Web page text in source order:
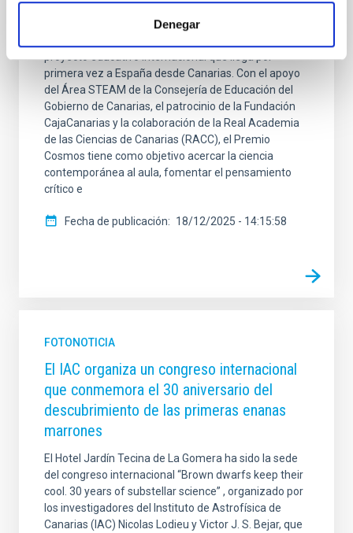
Denegar
anunciado las obras finalistas del Premio Cosmos, en
sus dos categorías principales: Premio Cosmos
proyecto educativo internacional que llega por
primera vez a España desde Canarias. Con el apoyo
del Área STEAM de la Consejería de Educación del
Gobierno de Canarias, el patrocinio de la Fundación
CajaCanarias y la colaboración de la Real Academia
de las Ciencias de Canarias (RACC), el Premio
Cosmos tiene como objetivo acercar la ciencia
contemporánea al aula, fomentar el pensamiento
crítico e
Fecha de publicación 18/12/2025 - 14:15:58
FOTONOTICIA
El IAC organiza un congreso internacional
que conmemora el 30 aniversario del
descubrimiento de las primeras enanas
marrones
El Hotel Jardín Tecina de La Gomera ha sido la sede
del congreso internacional “Brown dwarfs keep their
cool. 30 years of substellar science” , organizado por
los investigadores del Instituto de Astrofísica de
Canarias (IAC) Nicolas Lodieu y Victor J. S. Bejar, que